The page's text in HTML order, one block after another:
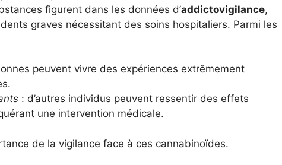
figurent dans les données d’addictovigilance,
graves nécessitant des soins hospitaliers. Parmi les
peuvent vivre des expériences extrêmement
: d’autres individus peuvent ressentir des effets
une intervention médicale.
de la vigilance face à ces cannabinoïdes.